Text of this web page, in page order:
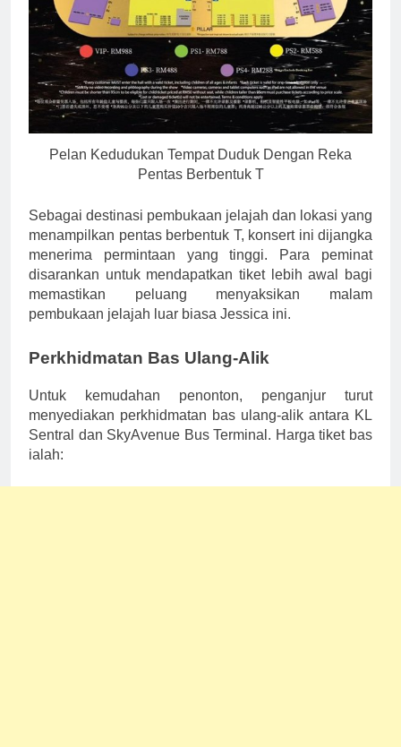
Pelan Kedudukan Tempat Duduk Dengan Reka
Pentas Berbentuk T
Sebagai destinasi pembukaan jelajah dan lokasi yang
menampilkan pentas berbentuk T, konsert ini dijangka
menerima permintaan yang tinggi. Para peminat
disarankan untuk mendapatkan tiket lebih awal bagi
memastikan peluang menyaksikan malam
pembukaan jelajah luar biasa Jessica ini.
Perkhidmatan Bas Ulang-Alik
Untuk kemudahan penonton, penganjur turut
menyediakan perkhidmatan bas ulang-alik antara KL
Sentral dan SkyAvenue Bus Terminal. Harga tiket bas
ialah: